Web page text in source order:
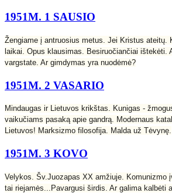
1951M. 1 SAUSIO
Žengiame į antruosius metus. Jei Kristus ateitų.
laikai. Opus klausimas. Besiruočiančiai ištekėti.
vargstate. Ar gimdymas yra nuodėmė?
1951M. 2 VASARIO
Mindaugas ir Lietuvos krikštas. Kunigas -
vaikučiams pasaką apie gandrą. Modernaus
Lietuvos! Marksizmo filosofija. Malda už Tėvynę.
1951M. 3 KOVO
Velykos. Šv.Juozapas XX amžiuje. Komunizmo
tai riejamės...Pavargusi širdis. Ar galima kalbėti